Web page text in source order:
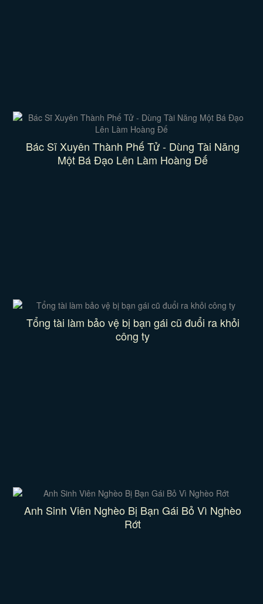
Bác Sĩ Xuyên Thành Phế Tử - Dùng Tài Năng
Một Bá Đạo Lên Làm Hoàng Đế
Tổng tài làm bảo vệ bị bạn gái cũ đuổi ra khỏi
công ty
Anh Sinh Viên Nghèo Bị Bạn Gái Bỏ Vì Nghèo
Rớt